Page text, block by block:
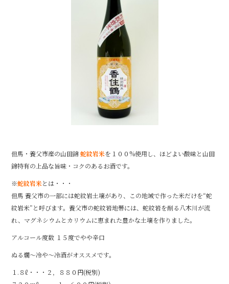
但馬・養父市産の山田錦蛇紋岩米を１００%使用し、ほどよい酸味と山田
錦特有の上品な旨味・コクのあるお酒です。
※蛇紋岩米とは・・・
但馬 養父市の一部には蛇紋岩土壌があり、この地域で作った米だけを“蛇
紋岩米”と呼びます。養父市の蛇紋岩地帯には、蛇紋岩を削る八木川が流
れ、マグネシウムとカリウムに恵まれた豊かな土壌を作りました。
アルコール度数 １５度でやや辛口
ぬる燗～冷や～冷酒がオススメです。
１.８ℓ・・・２，８８０円(税別)